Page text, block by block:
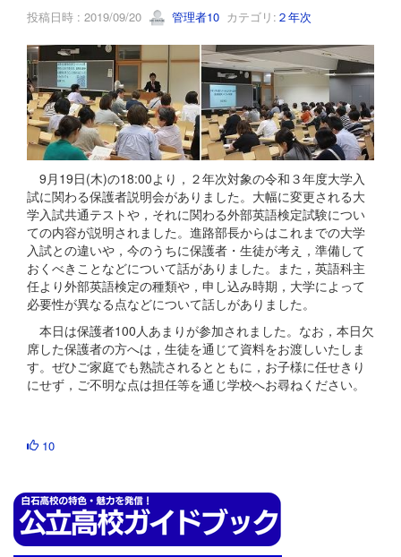
投稿日時 : 2019/09/20 管理者10 カテゴリ: ２年次
9月19日(木)の18:00より，２年次対象の令和３年度大学入
試に関わる保護者説明会がありました。大幅に変更される大
学入試共通テストや，それに関わる外部英語検定試験につい
ての内容が説明されました。進路部長からはこれまでの大学
入試との違いや，今のうちに保護者・生徒が考え，準備して
おくべきことなどについて話がありました。また，英語科主
任より外部英語検定の種類や，申し込み時期，大学によって
必要性が異なる点などについて話しがありました。
本日は保護者100人あまりが参加されました。なお，本日欠
席した保護者の方へは，生徒を通じて資料をお渡しいたしま
す。ぜひご家庭でも熟読されるとともに，お子様に任せきり
にせず，ご不明な点は担任等を通じ学校へお尋ねください。
10